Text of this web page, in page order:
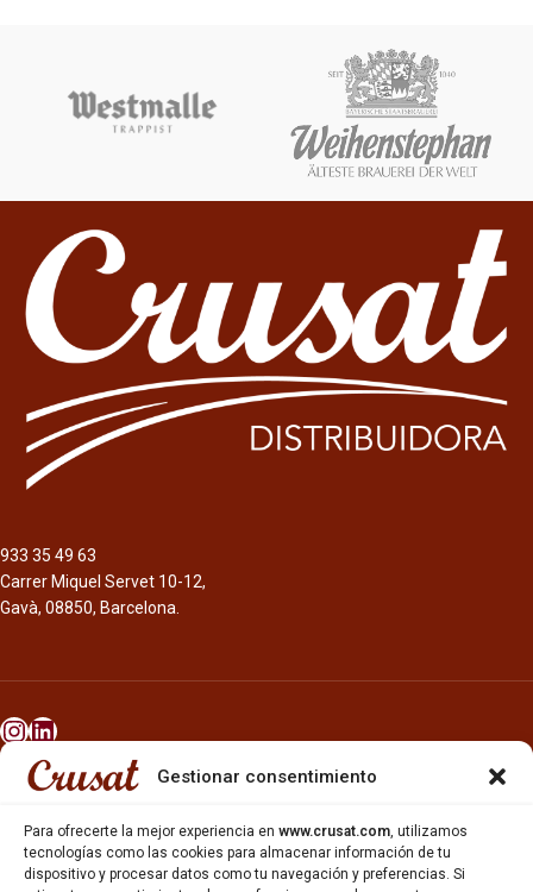
Gestionar consentimiento
Para ofrecerte la mejor experiencia en www.crusat.com, utilizamos
tecnologías como las cookies para almacenar información de tu
dispositivo y procesar datos como tu navegación y preferencias. Si
933 35 49 63
Carrer Miquel Servet 10-12,
Gavà, 08850, Barcelona.
INICIO
CERVEZAS
ESTRELLA GALICIA
OTROS PRODUCTOS